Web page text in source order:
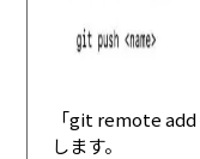
「git remote
します。